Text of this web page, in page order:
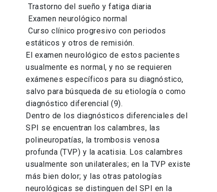
 Trastorno del sueño y fatiga diaria
 Examen neurológico normal
 Curso clínico progresivo con periodos
estáticos y otros de remisión.
El examen neurológico de estos pacientes
usualmente es normal, y no se requieren
exámenes específicos para su diagnóstico,
salvo para búsqueda de su etiología o como
diagnóstico diferencial (9).
Dentro de los diagnósticos diferenciales del
SPI se encuentran los calambres, las
polineuropatías, la trombosis venosa
profunda (TVP) y la acatisia. Los calambres
usualmente son unilaterales; en la TVP existe
más bien dolor; y las otras patologías
neurológicas se distinguen del SPI en la